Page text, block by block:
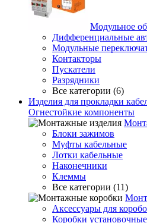
Модульное
Дифференциальные
Модульные
Контакторы
Пускатели
Разрядники
Все категории (6)
Изделия для прокладки
Огнестойкие компоненты
Блоки зажимов
Муфты кабельные
Лотки кабельные
Наконечники
Клеммы
Все категории (11)
Аксессуары для
Коробки установочные